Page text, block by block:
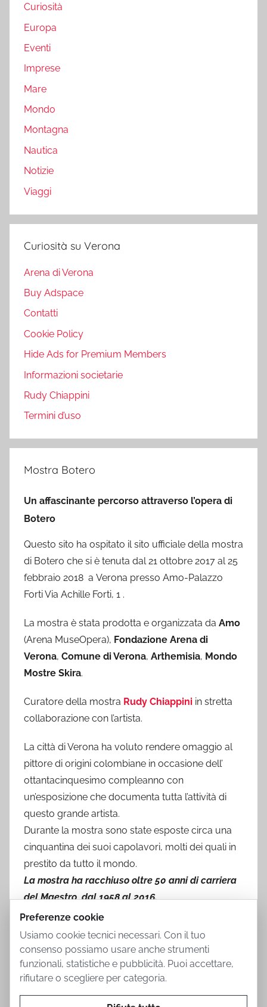
Curiosità
Europa
Eventi
Imprese
Mare
Mondo
Montagna
Nautica
Notizie
Viaggi
Curiosità su Verona
Arena di Verona
Buy Adspace
Contatti
Cookie Policy
Hide Ads for Premium Members
Informazioni societarie
Rudy Chiappini
Termini d’uso
Mostra Botero
Un affascinante percorso attraverso l’opera di
Botero
Questo sito ha ospitato il sito ufficiale della mostra
di Botero che si è tenuta dal 21 ottobre 2017 al 25
febbraio 2018 a Verona presso Amo-Palazzo
Forti Via Achille Forti, 1 .
La mostra è stata prodotta e organizzata da Amo
(Arena MuseOpera), Fondazione Arena di
Verona, Comune di Verona, Arthemisia, Mondo
Mostre Skira.
Curatore della mostra Rudy Chiappini in stretta
collaborazione con l’artista.
La città di Verona ha voluto rendere omaggio al
pittore di origini colombiane in occasione dell’
ottantacinquesimo compleanno con
un’esposizione che documenta tutta l’attività di
questo grande artista.
Durante la mostra sono state esposte circa una
cinquantina dei suoi capolavori, molti dei quali in
prestito da tutto il mondo.
La mostra ha racchiuso oltre 50 anni di carriera
del Maestro, dal 1958 al 2016.
Preferenze cookie
Usiamo cookie tecnici necessari. Con il tuo
consenso possiamo usare anche strumenti
funzionali, statistiche e pubblicità. Puoi accettare,
rifiutare o scegliere per categoria.